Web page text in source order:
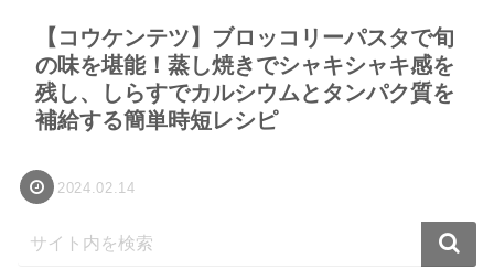
【コウケンテツ】ブロッコリーパスタで旬
の味を堪能！蒸し焼きでシャキシャキ感を
残し、しらすでカルシウムとタンパク質を
補給する簡単時短レシピ
2024.02.14